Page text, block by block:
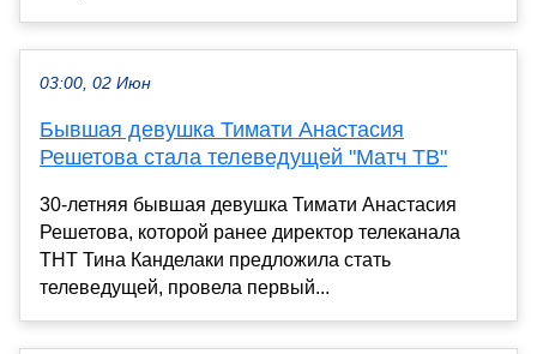
03:00, 02 Июн
Бывшая девушка Тимати Анастасия
Решетова стала телеведущей "Матч ТВ"
30-летняя бывшая девушка Тимати Анастасия
Решетова, которой ранее директор телеканала
ТНТ Тина Канделаки предложила стать
телеведущей, провела первый...